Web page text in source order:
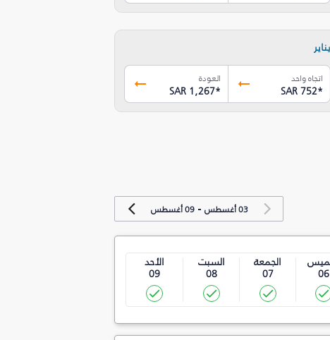
يناير
اتجاه واحد
SAR 752*
العودة
SAR 1,267*
03 أغسطس -09 أغسطس
06
الجمعة
07
السبت
08
الأحد
09